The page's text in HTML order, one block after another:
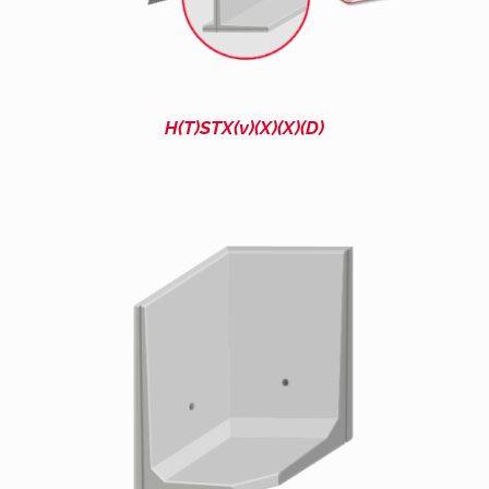
H(T)STX(v)(X)(X)(D)